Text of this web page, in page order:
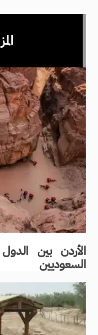
الأردن بين الدول
السعوديين